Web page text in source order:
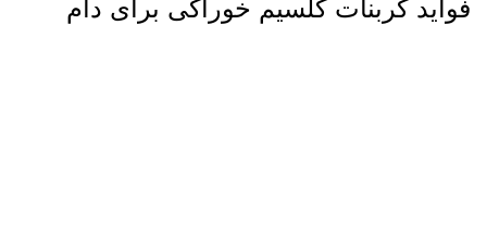
فواید کربنات کلسیم خوراکی برای دام